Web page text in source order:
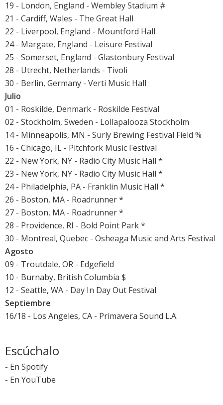
19 - London, England - Wembley Stadium #
21 - Cardiff, Wales - The Great Hall
22 - Liverpool, England - Mountford Hall
24 - Margate, England - Leisure Festival
25 - Somerset, England - Glastonbury Festival
28 - Utrecht, Netherlands - Tivoli
30 - Berlin, Germany - Verti Music Hall
Julio
01 - Roskilde, Denmark - Roskilde Festival
02 - Stockholm, Sweden - Lollapalooza Stockholm
14 - Minneapolis, MN - Surly Brewing Festival Field %
16 - Chicago, IL - Pitchfork Music Festival
22 - New York, NY - Radio City Music Hall *
23 - New York, NY - Radio City Music Hall *
24 - Philadelphia, PA - Franklin Music Hall *
26 - Boston, MA - Roadrunner *
27 - Boston, MA - Roadrunner *
28 - Providence, RI - Bold Point Park *
30 - Montreal, Quebec - Osheaga Music and Arts Festival
Agosto
09 - Troutdale, OR - Edgefield
10 - Burnaby, British Columbia $
12 - Seattle, WA - Day In Day Out Festival
Septiembre
16/18 - Los Angeles, CA - Primavera Sound L.A.
Escúchalo
- En Spotify
- En YouTube